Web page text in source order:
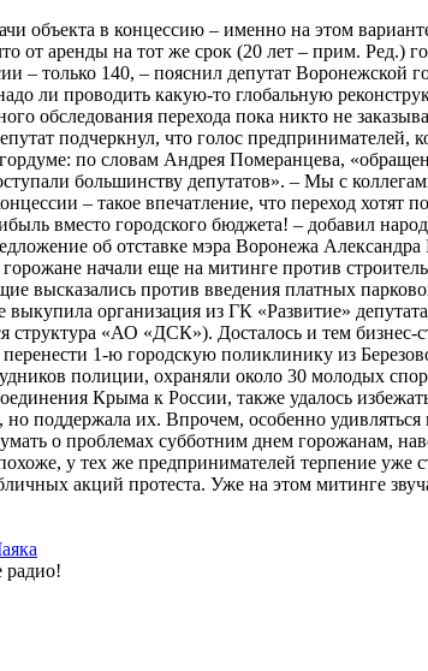
объекта в концессию – именно на этом
от аренды на тот же срок (20 лет – прим. Ред.)
– только 140, – пояснил депутат Воронежской
ли проводить какую-то глобальную
обследования перехода пока никто не
подчеркнул, что голос предпринимателей,
по словам Андрея Померанцева,
большинству депутатов». – Мы с
– такое впечатление, что переход хотят
вместо городского бюджета! – добавил
об отставке мэра Воронежа Александра
начали еще на митинге против
высказались против введения платных
организация из ГК «Развитие»
структура «АО «ДСК»). Досталось и тем бизнес-
1-ю городскую поликлинику из
полиции, охраняли около 30 молодых
Крыма к России, также удалось
поддержала их. Впрочем, особенно
о проблемах субботним днем горожанам,
у тех же предпринимателей терпение уже
акций протеста. Уже на этом митинге
радио!